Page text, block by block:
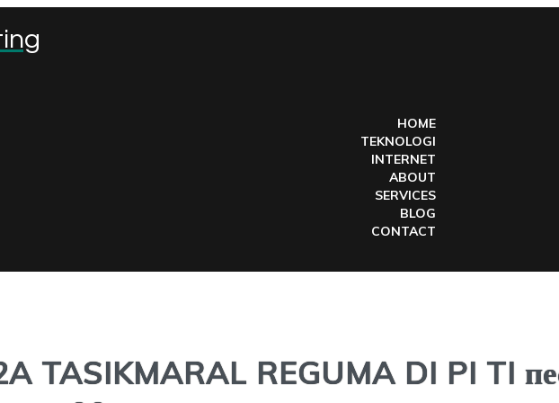
HOME
TEKNOLOGI
INTERNET
ABOUT
SERVICES
BLOG
CONTACT
TASIKMARAL REGUMA DI PI TI